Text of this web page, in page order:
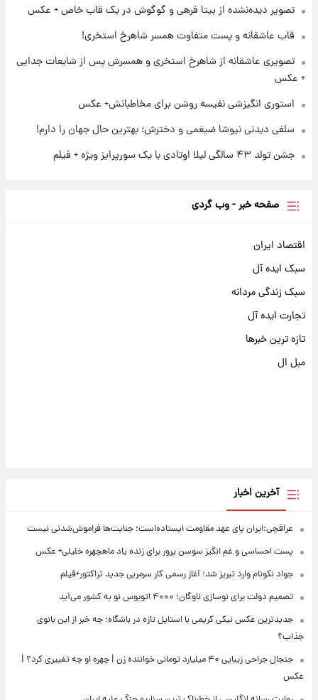
تصاویر عمامه بستن به شیوه خاتمی/ویدیو
تصویر دیده‌نشده از بیتا فرهی و گوگوش در یک قاب خاص + عکس
قاب عاشقانه و پست متفاوت همسر شاهرخ استخری!
تصویری عاشقانه از شاهرخ استخری و همسرش پس از شایعات جدایی
+ عکس
استوری انگیزشی نفیسه روشن برای مخاطبانش+ عکس
سلفی دیدنی نیوشا ضیغمی و دخترش؛ بهترین حال جهان را دارم!
جشن تولد ۴۳ سالگی لیلا اوتادی با یک سورپرایز ویژه + فیلم
صفحه خبر - وب گردی
اقتصاد ایران
سبک ایده آل
سبک زندگی مردانه
تجارت ایده آل
تازه ترین خبرها
مبل ال
آخرین اخبار
عراقچی:ایران پای عهد مقاومت ایستاده‌است؛ جنایت‌ها فراموش‌شدنی نیست
پست احساسی و غم انگیز سوسن پرور برای زنده یاد ماهچهره خلیلی+ عکس
جواد نکونام وارد تبریز شد؛ آغاز رسمی کار سرمربی جدید تراکتور+فیلم
تصمیم دولت برای نوسازی ناوگان؛ ۴۰۰۰ اتوبوس نو به کشور می‌آید
جدیدترین عکس نیکی کریمی با استایل تازه در باشگاه؛ چه خبر از این بانوی
جذاب؟
جنجال جراحی زیبایی ۴۰ میلیارد تومانی خواننده زن | چهره او چه تغییری کرد؟ |
عکس